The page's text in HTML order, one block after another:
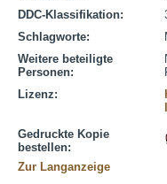
DDC-Klassifikation:
Schlagworte:
Weitere beteiligte
Personen:
Lizenz:
Gedruckte Kopie
bestellen:
Zur Langanzeige